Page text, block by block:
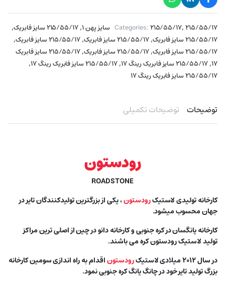
Categories:۲۱۵/۵۵/۱۷,۲۱۵/۵۵/۱۷ سایز پهن ۱ ,۲۱۵/۵۵/۱۷ سایز فابریک ,
۲۱۵/۵۵/۱۷ سایز فابریک ,۲۱۵/۵۵/۱۷ سایز فابریک ,۲۱۵/۵۵/۱۷ سایز فابریک ,
۲۱۵/۵۵/۱۷ سایز فابریک ,۲۱۵/۵۵/۱۷ سایز فابریک ,
۲۱۵/۵۵/۱۷ سایز فابریک
۱۷,۲۱۵/۵۵/۱۷ سایز فابریک رینگ ۱۷ ,۲۱۵/۵۵/۱۷ سایز فابریک رینگ ۱۷ ,
۲۱۵/۵۵/۱۷ سایز فابریک رینگ ۱۷
توضیحات توضیحات تکمیلی
رودستون
ROADSTONE
کارخانه تولیدی لاستیکرودستون، یکی از بزرگترین تولیدکنندگان تایر در
جهان محسوب میشود.
کارخانه یانگسان در کره جنوبی و کارخانه دانو در چین از اصلی ترین مراکز
تولید لاستیک رودستون کره می باشند.
در سال ۲۰۱۲ میلادی لاستیک
رودستوناقدام به راه اندازی سومین کارخانه
بزرگ تولید تایر خود در چانگ یانگ کره جنوبی نمود.